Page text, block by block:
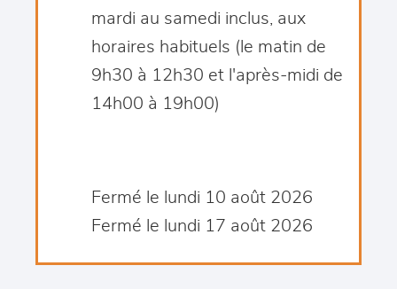
mardi au samedi inclus, aux
horaires habituels (le matin de
9h30 à 12h30 et l'après-midi de
14h00 à 19h00)
Fermé le lundi 10 août 2026
Fermé le lundi 17 août 2026